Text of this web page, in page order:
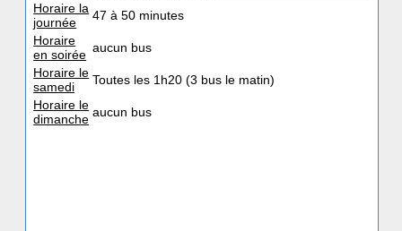
Horaire la
journée
47 à 50 minutes
Horaire
en soirée aucun bus
Horaire le
samedi
Toutes les 1h20 (3 bus le matin)
Horaire le
dimanche aucun bus